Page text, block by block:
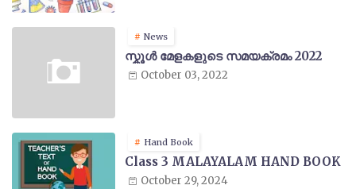
News
സ്കൂൾ മേളകളുടെ സമയക്രമം 2022
October 03, 2022
Hand Book
Class 3 MALAYALAM HAND BOOK
October 29, 2024